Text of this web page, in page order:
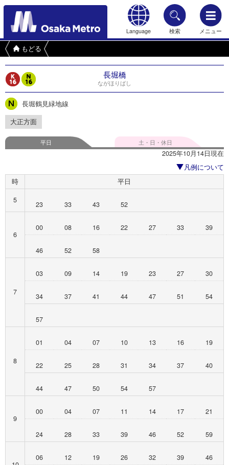
Language 検索 メニュー
もどる
長堀橋
ながほりばし
長堀鶴見緑地線
大正方面
平日 土・日・休日
2025年10月14日現在
凡例について
時
平日
5
23 33 43 52
6
00 08 16 22 27 33 39
46 52 58
7
03 09 14 19 23 27 30
34 37 41 44 47 51 54
57
8
01 04 07 10 13 16 19
22 25 28 31 34 37 40
44 47 50 54 57
9
00 04 07 11 14 17 21
24 28 33 39 46 52 59
06 12 19 26 32 39 46